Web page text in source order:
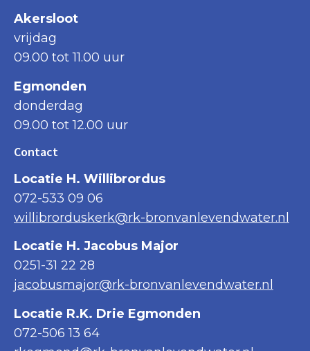
Akersloot
vrijdag
09.00 tot 11.00 uur
Egmonden
donderdag
09.00 tot 12.00 uur
Contact
Locatie H. Willibrordus
072-533 09 06
willibrorduskerk@rk-bronvanlevendwater.nl
Locatie H. Jacobus Major
0251-31 22 28
jacobusmajor@rk-bronvanlevendwater.nl
Locatie R.K. Drie Egmonden
072-506 13 64